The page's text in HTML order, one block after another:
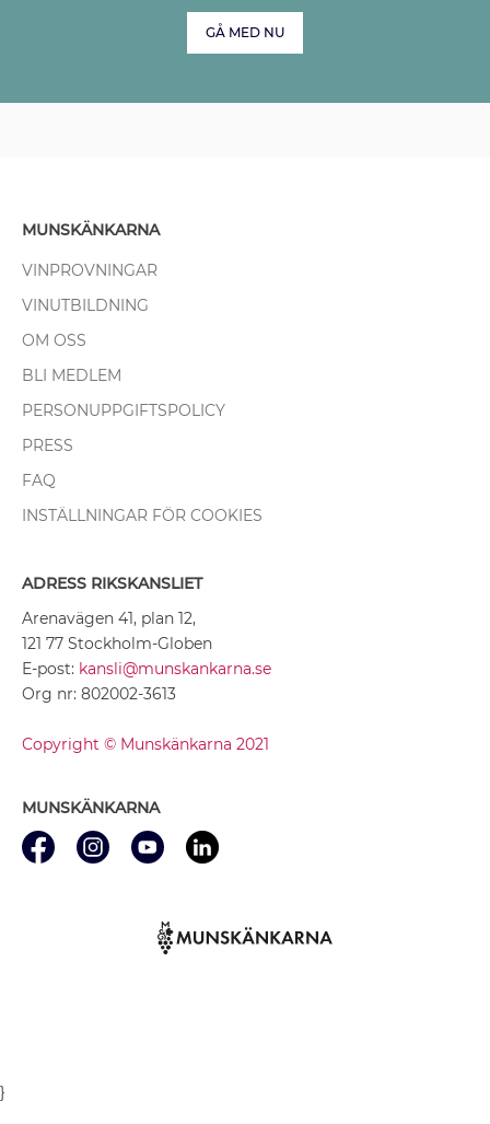
GÅ MED NU
MUNSKÄNKARNA
VINPROVNINGAR
VINUTBILDNING
OM OSS
BLI MEDLEM
PERSONUPPGIFTSPOLICY
PRESS
FAQ
INSTÄLLNINGAR FÖR COOKIES
ADRESS RIKSKANSLIET
Arenavägen 41, plan 12,
121 77 Stockholm-Globen
E-post: kansli@munskankarna.se
Org nr: 802002-3613
Copyright © Munskänkarna 2021
MUNSKÄNKARNA
}